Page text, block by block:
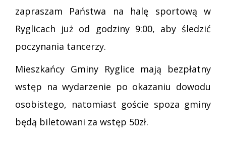
zapraszam Państwa na halę sportową w
Ryglicach już od godziny 9:00, aby śledzić
poczynania tancerzy.
Mieszkańcy Gminy Ryglice mają bezpłatny
wstęp na wydarzenie po okazaniu dowodu
osobistego, natomiast goście spoza gminy
będą biletowani za wstęp 50zł.